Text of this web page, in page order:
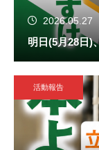
2026.05.27
明日(5月28日)
活動報告